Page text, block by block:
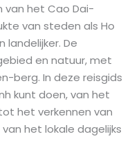
van het Cao Dai-
van steden als Ho
landelijker. De
en natuur, met
berg. In deze reisgids
kunt doen, van het
het verkennen van
het lokale dagelijks